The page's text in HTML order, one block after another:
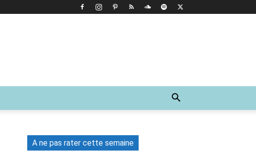
A ne pas rater cette semaine